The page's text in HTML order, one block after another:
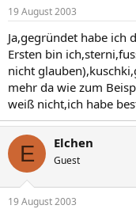
19 August 2003
Ja,gegründet habe ich
Ersten bin
nicht
mehr da wie zum
weiß nicht,ich habe
E Elchen
Guest
19 August 2003